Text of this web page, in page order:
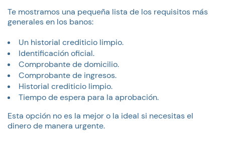
Te mostramos una pequeña lista de los requisitos más
generales en los banos:
Un historial crediticio limpio.
Identificación oficial.
Comprobante de domicilio.
Comprobante de ingresos.
Historial crediticio limpio.
Tiempo de espera para la aprobación.
Esta opción no es la mejor o la ideal si necesitas el
dinero de manera urgente.